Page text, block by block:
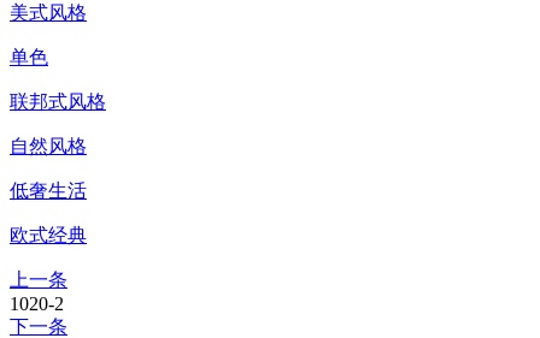
美式风格
单色
联邦式风格
自然风格
低奢生活
欧式经典
上一条
1020-2
下一条